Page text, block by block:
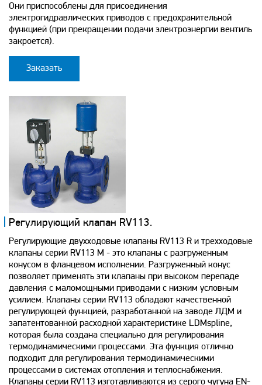
Они приспособлены для присоединения
электрогидравлических приводов с предохранительной
функцией (при прекращении подачи электроэнергии вентиль
закроется).
Заказать
Регулирующий клапан RV113.
Регулирующие двухходовые клапаны RV113 R и трехходовые
клапаны серии RV113 M - это клапаны с разгруженным
конусом в фланцевом исполнении. Разгруженный конус
позволяет применять эти клапаны при высоком перепаде
давления с маломощными приводами с низким условным
усилием. Клапаны серии RV113 обладают качественной
регулирующей функцией, разработанной на заводе ЛДМ и
запатентованной расходной характеристике LDMspline,
которая была создана специально для регулирования
термодинамическими процессами. Эта функция отлично
подходит для регулирования термодинамическими
процессами в системах отопления и теплоснабжения.
Клапаны серии RV113 изготавливаются из серого чугуна EN-